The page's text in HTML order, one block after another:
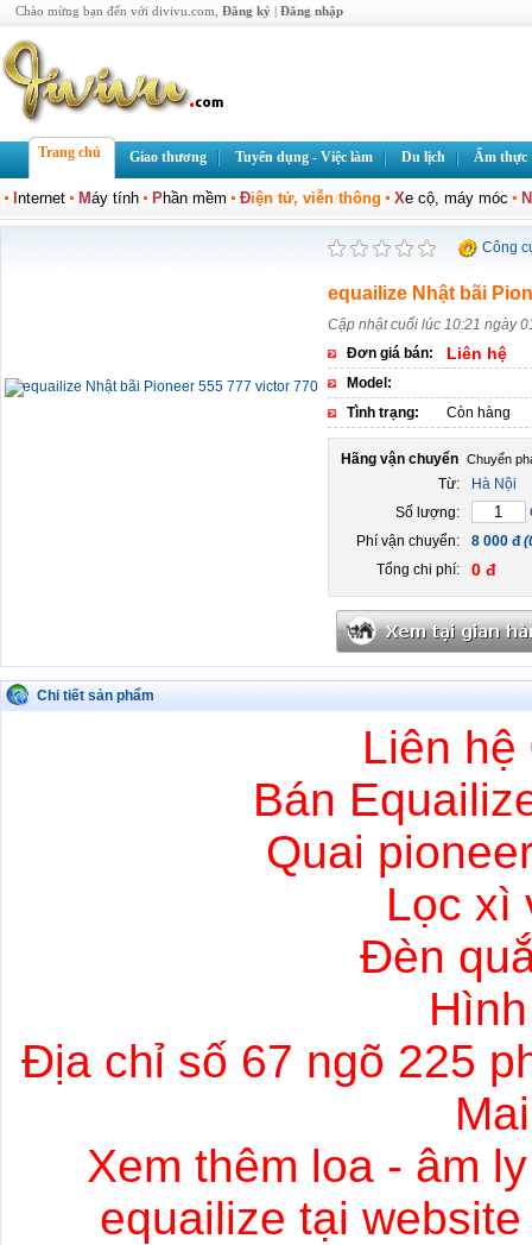
Chào mừng bạn đến với divivu.com, Đăng ký | Đăng nhập
Trang chủ Giao thương Tuyển dụng - Việc làm Du lịch Ẩm thực
nternet Máy tính Phần mềm Điện tử, viễn thông Xe cộ, máy móc N
Công
equailize Nhật bãi
Cập nhật cuối lúc 10:21 ngày
Đơn giá bán:
Liên hệ
Model:
Tình trạng:
Còn hàng
Hãng vận chuyển
Từ:
Hà Nội
Số lượng:
Phí vận chuyển:
8 000 đ
Tổng chi phí:
0 đ
Chi tiết sản phẩm
Liên hệ
Bán
Quai
Lọc xì
Đèn
Địa chỉ số 67 ngõ 225
Xem thêm loa - âm
equailize tại